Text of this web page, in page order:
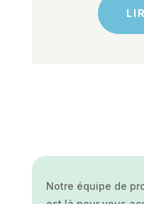
Notre équipe de